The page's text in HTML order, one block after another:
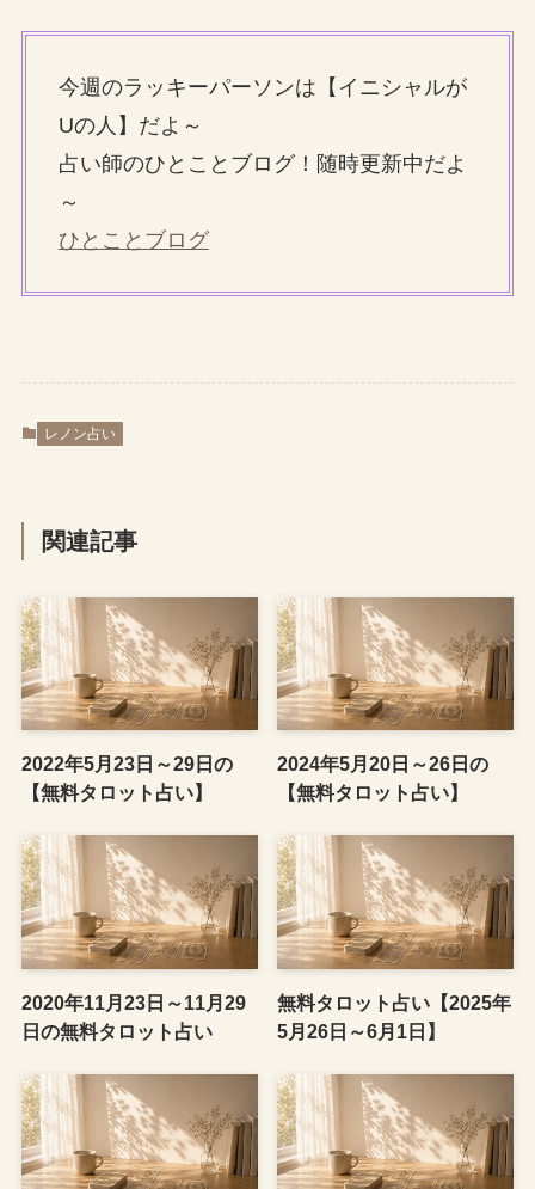
今週のラッキーパーソンは【イニシャルが
Uの人】だよ～
占い師のひとことブログ！随時更新中だよ
～
ひとことブログ
レノン占い
関連記事
2022年5月23日～29日の
【無料タロット占い】
2024年5月20日～26日の
【無料タロット占い】
2020年11月23日～11月29
日の無料タロット占い
無料タロット占い【2025年
5月26日～6月1日】